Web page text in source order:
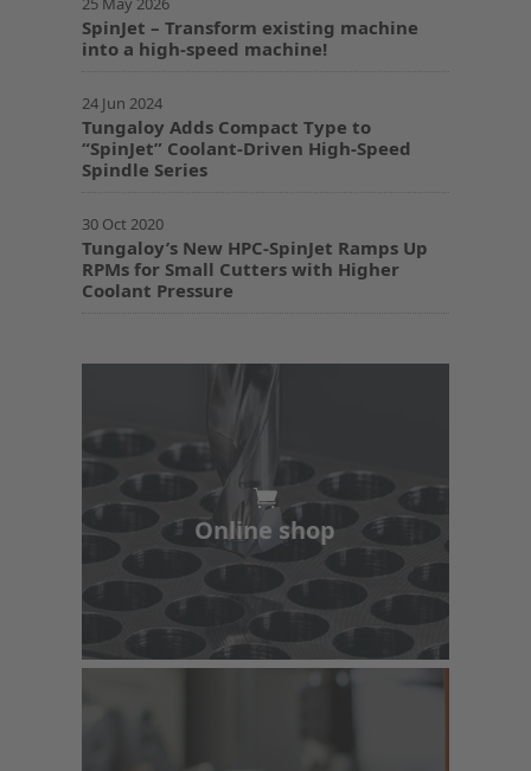
SpinJet – Transform existing machine
into a high-speed machine!
24 Jun 2024
Tungaloy Adds Compact Type to
“SpinJet” Coolant-Driven High-Speed
Spindle Series
30 Oct 2020
Tungaloy’s New HPC-SpinJet Ramps Up
RPMs for Small Cutters with Higher
Coolant Pressure
Online shop